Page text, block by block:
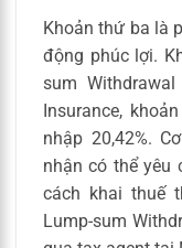
Khoản thứ ba là
động phúc lợi.
sum Withdrawal
Insurance,
nhập 20,42%.
nhận có thể yêu
cách khai thuế
Lump-sum